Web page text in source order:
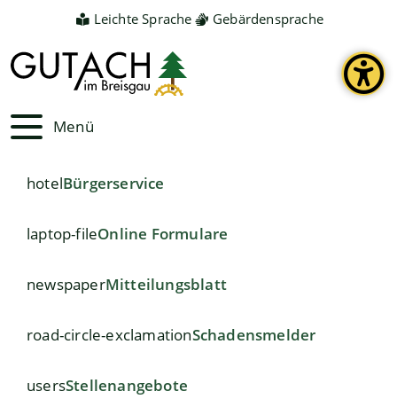
Leichte Sprache Gebärdensprache
Menü
hotelBürgerservice
laptop-fileOnline Formulare
newspaperMitteilungsblatt
road-circle-exclamationSchadensmelder
usersStellenangebote